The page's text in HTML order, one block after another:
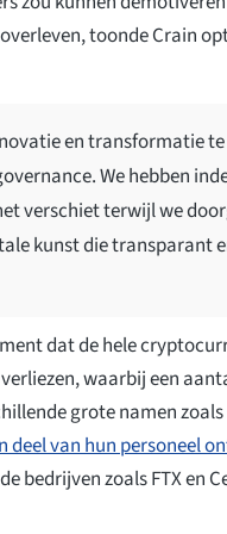
toonde Crain
en transformatie
We hebben
verschiet terwijl we
kunst die transparant
dat de hele
waarbij een
grote namen zoals
deel van hun personeel
bedrijven zoals FTX en